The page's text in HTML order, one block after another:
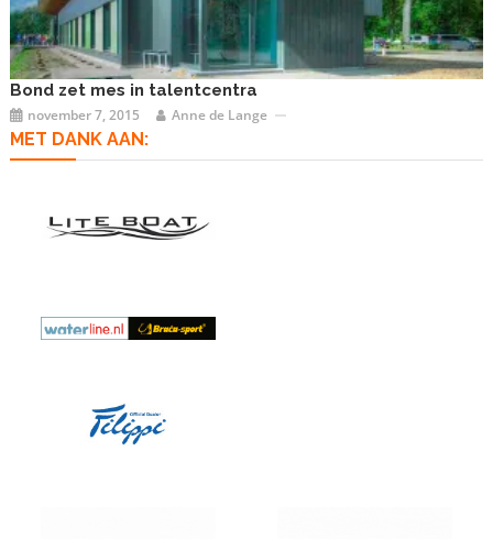
Bond zet mes in talentcentra
november 7, 2015 Anne de Lange
MET DANK AAN: